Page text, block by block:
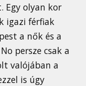
Egy olyan kor
igazi férfiak
a nők és a
persze csak a
valójában a
is úgy